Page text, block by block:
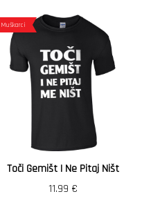
Muškarci
Toči Gemišt I Ne Pitaj Ništ
11.99 €